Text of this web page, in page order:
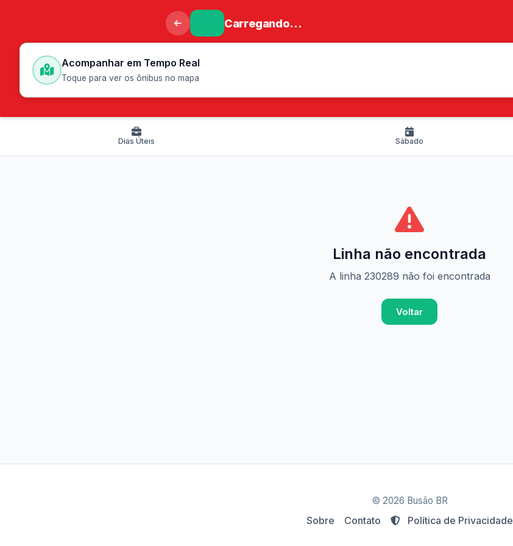
Carregando...
Acompanhar em Tempo Real
Toque para ver os ônibus no mapa
Dias Úteis Sábado
Linha não encontrada
A linha 230289 não foi encontrada
Voltar
© 2026 Busão BR
Sobre Contato Política de Privacidade